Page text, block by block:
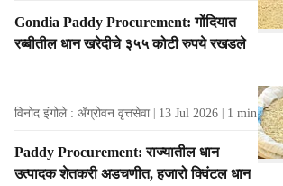
Gondia Paddy Procurement: गोंदियात
रब्बीतील धान खरेदीचे ३५५ कोटी रुपये रखडले
विनोद इंगोले : ॲग्रोवन वृत्तसेवा 13 Jul 2026 1 min read
Paddy Procurement: राज्यातील धान
उत्पादक शेतकरी अडचणीत, हजारो क्विंटल धान